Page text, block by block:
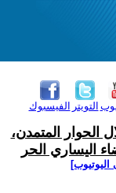
الفيسبوك التويتر
الحوار المتمدن،
اليساري الحر